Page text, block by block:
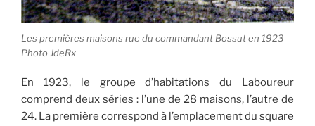
Les premières maisons rue du commandant Bossut en 1923
Photo JdeRx
En 1923, le groupe d’habitations du Laboureur
comprend deux séries : l’une de 28 maisons, l’autre de
24. La première correspond à l’emplacement du square